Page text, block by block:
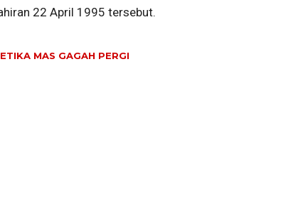
22 April 1995 tersebut.
MAS GAGAH PERGI